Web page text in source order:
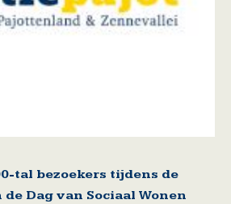
tal bezoekers tijdens de
Dag van Sociaal Wonen